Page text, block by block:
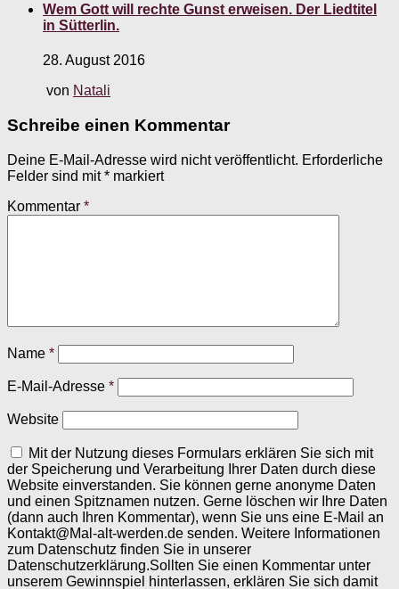
Wem Gott will rechte Gunst erweisen. Der Liedtitel
in Sütterlin.
28. August 2016
von Natali
Schreibe einen Kommentar
Deine E-Mail-Adresse wird nicht veröffentlicht. Erforderliche
Felder sind mit* markiert
Kommentar *
Name *
E-Mail-Adresse *
Website
Mit der Nutzung dieses Formulars erklären Sie sich mit
der Speicherung und Verarbeitung Ihrer Daten durch diese
Website einverstanden. Sie können gerne anonyme Daten
und einen Spitznamen nutzen. Gerne löschen wir Ihre Daten
(dann auch Ihren Kommentar), wenn Sie uns eine E-Mail an
Kontakt@Mal-alt-werden.de senden. Weitere Informationen
zum Datenschutz finden Sie in unserer
Datenschutzerklärung.Sollten Sie einen Kommentar unter
unserem Gewinnspiel hinterlassen, erklären Sie sich damit